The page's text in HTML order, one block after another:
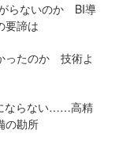
らないのか BI導
要諦は
ったのか 技術よ
ならない……高精
の勘所